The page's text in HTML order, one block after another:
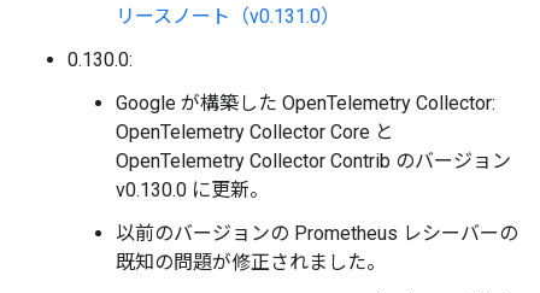
リースノート（v0.131.0）
0.130.0:
Google が構築した OpenTelemetry Collector:
OpenTelemetry Collector Core と
OpenTelemetry Collector Contrib のバージョン
v0.130.0 に更新。
以前のバージョンの Prometheus レシーバーの
既知の問題が修正されました。